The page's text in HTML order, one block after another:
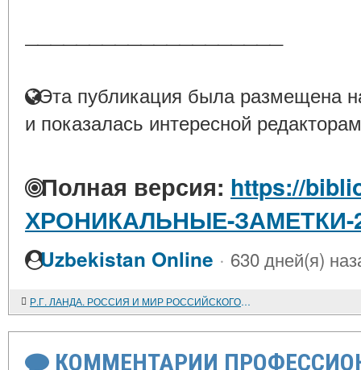
Эта публикация была размещена
и показалась интересной
Полная версия: https://
ХРОНИКАЛЬНЫЕ-ЗАМЕТКИ-
Uzbekistan Online · 630 дней(я)
Р.Г. ЛАНДА. РОССИЯ И МИР РОССИЙСКОГО ИСЛАМА. М.: Издательский дом "Медина", 2011. 507 с.
КОММЕНТАРИИ